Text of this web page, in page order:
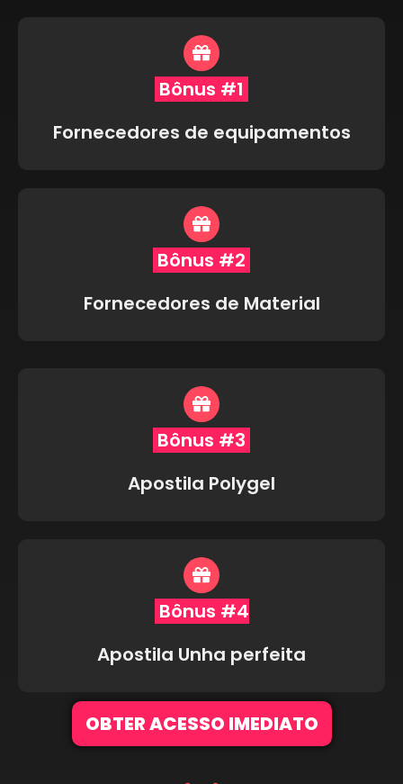
Bônus #1
Fornecedores de equipamentos
Bônus #2
Fornecedores de Material
Bônus #3
Apostila Polygel
Bônus #4
Apostila Unha perfeita
OBTER ACESSO IMEDIATO